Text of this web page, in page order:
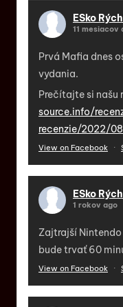
ESko
11 mesiacov
Prvá Mafia dnes
vydania.
Prečítajte si našu
source.info/
recenzie/2022/
View on Facebook ·
ESko
1 rokov ago
Zajtrajší
bude trvať 60
View on Facebook ·